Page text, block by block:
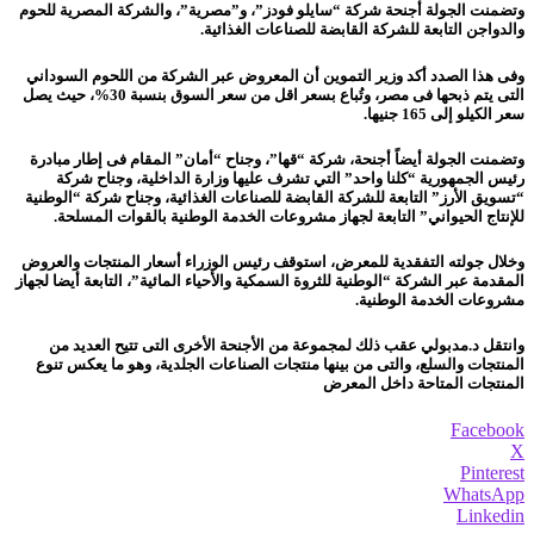
وتضمنت الجولة أجنحة شركة “سايلو فودز”، و”مصرية”، والشركة المصرية للحوم
والدواجن التابعة للشركة القابضة للصناعات الغذائية.
وفى هذا الصدد أكد وزير التموين أن المعروض عبر الشركة من اللحوم السوداني
التى يتم ذبحها فى مصر، وتُباع بسعر اقل من سعر السوق بنسبة 30%، حيث يصل
سعر الكيلو إلى 165 جنيها.
وتضمنت الجولة أيضاً أجنحة، شركة “قها”، وجناح “أمان” المقام فى إطار مبادرة
رئيس الجمهورية “كلنا واحد” التي تشرف عليها وزارة الداخلية، وجناح شركة
“تسويق الأرز” التابعة للشركة القابضة للصناعات الغذائية، وجناح شركة “الوطنية
للإنتاج الحيواني” التابعة لجهاز مشروعات الخدمة الوطنية بالقوات المسلحة.
وخلال جولته التفقدية للمعرض، استوقف رئيس الوزراء أسعار المنتجات والعروض
المقدمة عبر الشركة “الوطنية للثروة السمكية والأحياء المائية”، التابعة أيضا لجهاز
مشروعات الخدمة الوطنية.
وانتقل د.مدبولي عقب ذلك لمجموعة من الأجنحة الأخرى التى تتيح العديد من
المنتجات والسلع، والتى من بينها منتجات الصناعات الجلدية، وهو ما يعكس تنوع
المنتجات المتاحة داخل المعرض
Facebook
X
Pinterest
WhatsApp
Linkedin